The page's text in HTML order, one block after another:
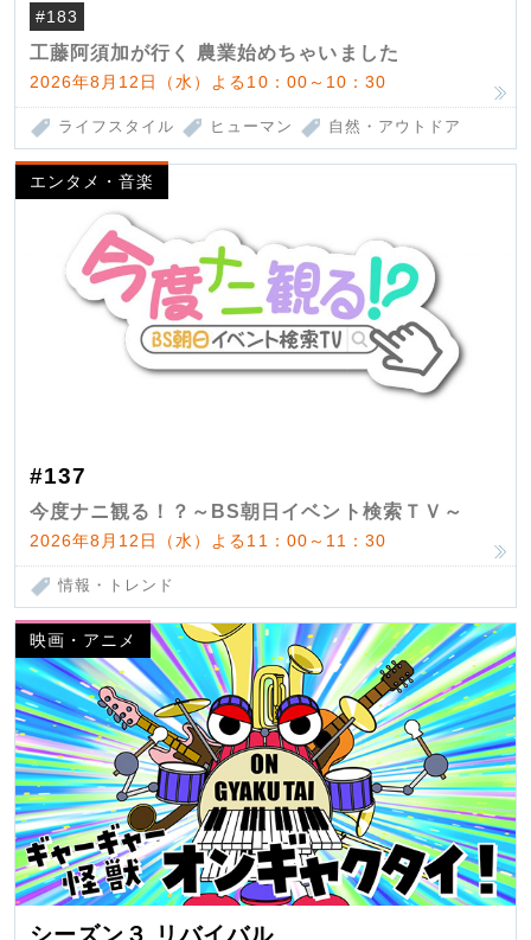
#183
工藤阿須加が行く 農業始めちゃいました
2026年8月12日（水）よる10：00～10：30
ライフスタイル ヒューマン 自然・アウトドア
エンタメ・音楽
#137
今度ナニ観る！？～BS朝日イベント検索ＴＶ～
2026年8月12日（水）よる11：00～11：30
情報・トレンド
映画・アニメ
シーズン３ リバイバル